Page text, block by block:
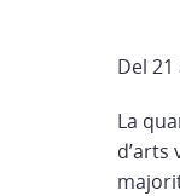
Del
La